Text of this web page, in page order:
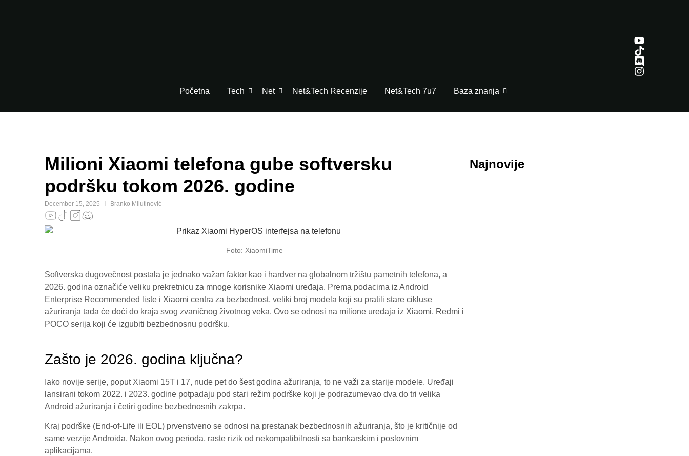
Početna Tech Net Net&Tech Recenzije Net&Tech 7u7 Baza znanja
Milioni Xiaomi telefona gube softversku
podršku tokom 2026. godine
December 15, 2025 Branko Milutinović
Foto: XiaomiTime
Softverska dugovečnost postala je jednako važan faktor kao i hardver na globalnom tržištu pametnih telefona, a
2026. godina označiće veliku prekretnicu za mnoge korisnike Xiaomi uređaja. Prema podacima iz Android
Enterprise Recommended liste i Xiaomi centra za bezbednost, veliki broj modela koji su pratili stare cikluse
ažuriranja tada će doći do kraja svog zvaničnog životnog veka. Ovo se odnosi na milione uređaja iz Xiaomi, Redmi i
POCO serija koji će izgubiti bezbednosnu podršku.
Zašto je 2026. godina ključna?
Iako novije serije, poput Xiaomi 15T i 17, nude pet do šest godina ažuriranja, to ne važi za starije modele. Uređaji
lansirani tokom 2022. i 2023. godine potpadaju pod stari režim podrške koji je podrazumevao dva do tri velika
Android ažuriranja i četiri godine bezbednosnih zakrpa.
Kraj podrške (End-of-Life ili EOL) prvenstveno se odnosi na prestanak bezbednosnih ažuriranja, što je kritičnije od
same verzije Androida. Nakon ovog perioda, raste rizik od nekompatibilnosti sa bankarskim i poslovnim
aplikacijama.
Najnovije